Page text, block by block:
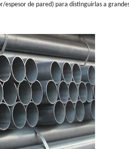
de pared) para distinguirlas a